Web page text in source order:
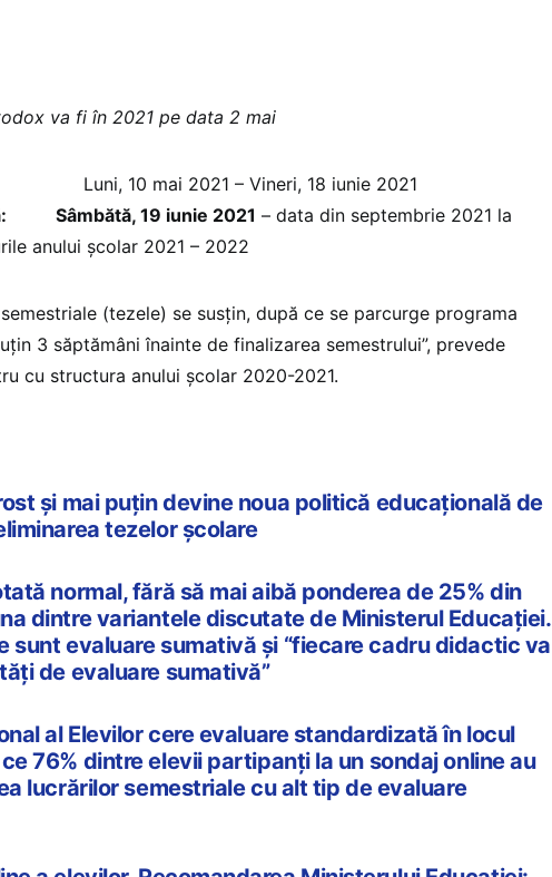
va fi în 2021 pe data 2 mai
10 mai 2021 – Vineri, 18 iunie 2021
Sâmbătă, 19 iunie 2021 – data din septembrie 2021 la
anului şcolar 2021 – 2022
(tezele) se susțin, după ce se parcurge programa
3 săptămâni înainte de finalizarea semestrului”, prevede
cu structura anului școlar 2020-2021.
și mai puțin devine noua politică educațională de
tezelor școlare
normal, fără să mai aibă ponderea de 25% din
dintre variantele discutate de Ministerul Educației.
sunt evaluare sumativă și “fiecare cadru didactic va
de evaluare sumativă”
al Elevilor cere evaluare standardizată în locul
76% dintre elevii partipanți la un sondaj online au
lucrărilor semestriale cu alt tip de evaluare